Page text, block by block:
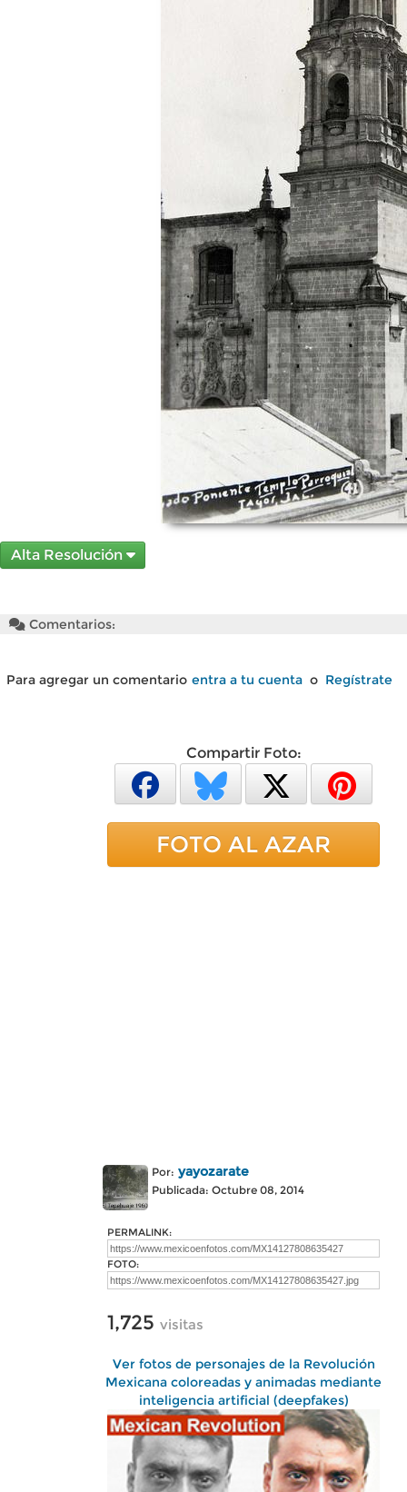
Alta Resolución
Comentarios:
Para agregar un comentario entra a tu cuenta o Regístrate
Compartir Foto:
FOTO AL AZAR
Por: yayozarate
Publicada: Octubre 08, 2014
PERMALINK:
FOTO:
1,725 visitas
Ver fotos de personajes de la Revolución
Mexicana coloreadas y animadas mediante
inteligencia artificial (deepfakes)